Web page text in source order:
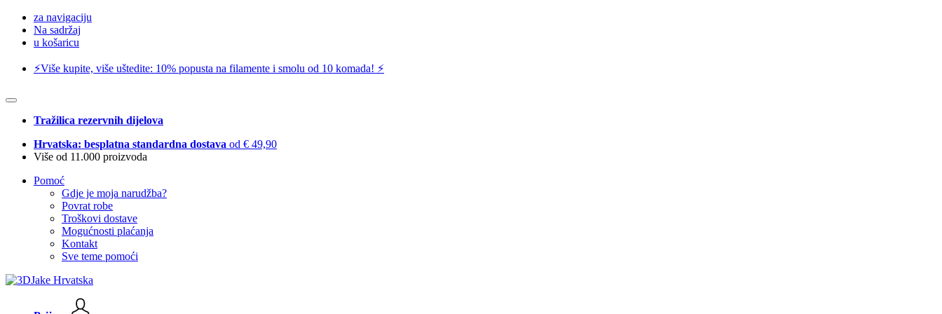
za navigaciju
Na sadržaj
u košaricu
⚡️Više kupite, više uštedite: 10% popusta na filamente i smolu od 10 komada! ⚡️
Tražilica rezervnih dijelova
Hrvatska: besplatna standardna dostava od € 49,90
Više od 11.000 proizvoda
Pomoć
Gdje je moja narudžba?
Povrat robe
Troškovi dostave
Mogućnosti plaćanja
Kontakt
Sve teme pomoći